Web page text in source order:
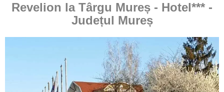
Revelion la Târgu Mureș - Hotel*** -
Județul Mureș